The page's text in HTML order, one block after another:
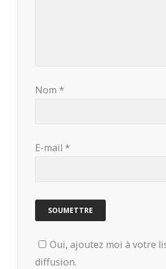
Nom *
E-mail *
Oui, ajoutez moi à votre
diffusion.